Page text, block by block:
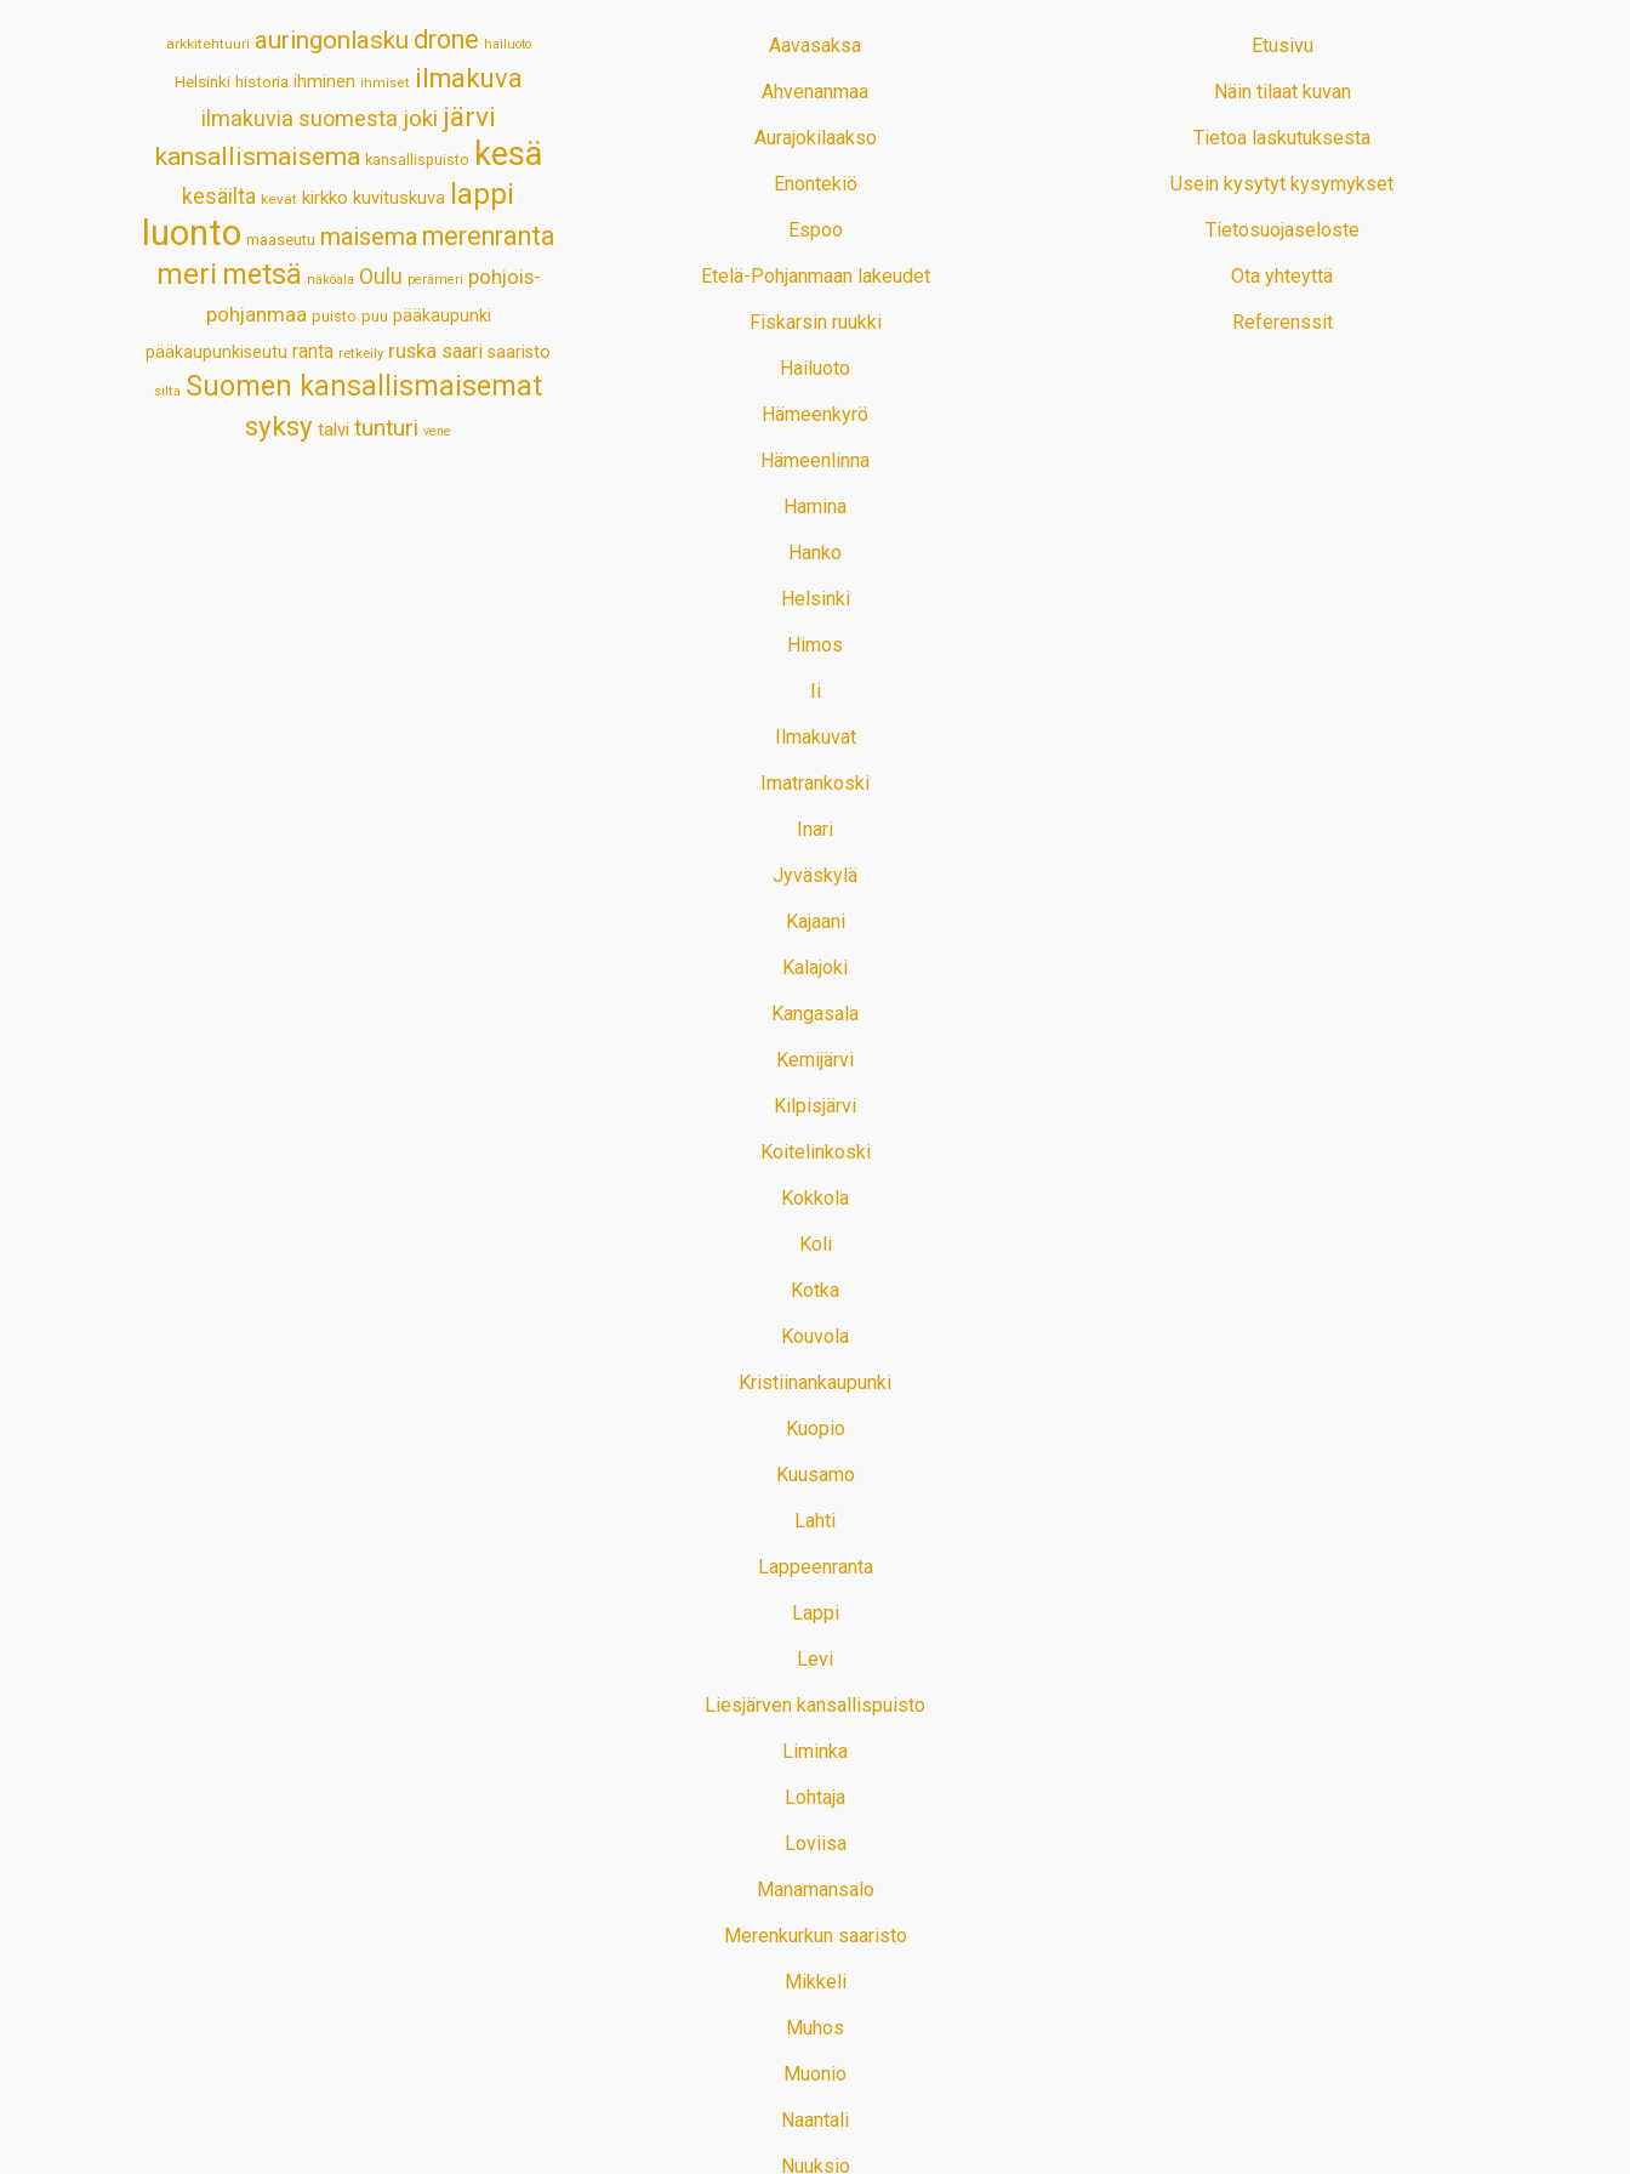
arkkitehtuuri auringonlasku drone hailuoto
Helsinki historia ihminen ihmiset ilmakuva
ilmakuvia suomesta joki järvi
kansallismaisema kansallispuisto kesä
kesäilta kevät kirkko kuvituskuva lappi
luonto maaseutu maisema merenranta
meri metsä näköala Oulu perämeri pohjois-
pohjanmaa puisto puu pääkaupunki
pääkaupunkiseutu ranta retkeily ruska saari saaristo
silta Suomen kansallismaisemat
syksy talvi tunturi vene
Aavasaksa
Ahvenanmaa
Aurajokilaakso
Enontekiö
Espoo
Etelä-Pohjanmaan lakeudet
Fiskarsin ruukki
Hailuoto
Hämeenkyrö
Hämeenlinna
Hamina
Hanko
Helsinki
Himos
Ii
Ilmakuvat
Imatrankoski
Inari
Jyväskylä
Kajaani
Kalajoki
Kangasala
Kemijärvi
Kilpisjärvi
Koitelinkoski
Kokkola
Koli
Kotka
Kouvola
Kristiinankaupunki
Kuopio
Kuusamo
Lahti
Lappeenranta
Lappi
Levi
Liesjärven kansallispuisto
Liminka
Lohtaja
Loviisa
Manamansalo
Merenkurkun saaristo
Mikkeli
Muhos
Muonio
Naantali
Nuuksio
Etusivu
Näin tilaat kuvan
Tietoa laskutuksesta
Usein kysytyt kysymykset
Tietosuojaseloste
Ota yhteyttä
Referenssit